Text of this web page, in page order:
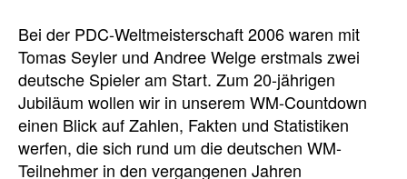
Bei der PDC-Weltmeisterschaft 2006 waren mit
Tomas Seyler und Andree Welge erstmals zwei
deutsche Spieler am Start. Zum 20-jährigen
Jubiläum wollen wir in unserem WM-Countdown
einen Blick auf Zahlen, Fakten und Statistiken
werfen, die sich rund um die deutschen WM-
Teilnehmer in den vergangenen Jahren